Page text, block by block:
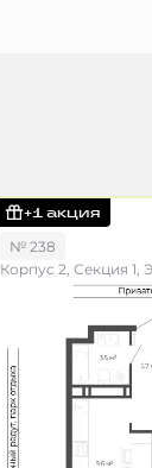
+1 акция
№ 238
Корпус 2, Секция 1,